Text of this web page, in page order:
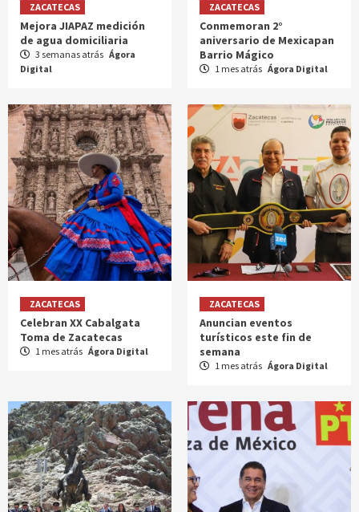
ZACATECAS
Mejora JIAPAZ medición
de agua domiciliaria
3 semanas atrás Ágora
Digital
ZACATECAS
Conmemoran 2°
aniversario de Mexicapan
Barrio Mágico
1 mes atrás Ágora Digital
ZACATECAS
Celebran XX Cabalgata
Toma de Zacatecas
1 mes atrás Ágora Digital
ZACATECAS
Anuncian eventos
turísticos este fin de
semana
1 mes atrás Ágora Digital